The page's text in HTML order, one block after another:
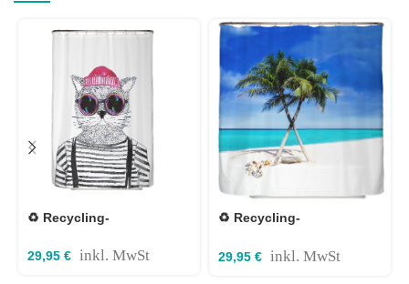
♻️ Recycling-
Katze Berlin 120×200 cm
29,95 € inkl. MwSt
♻️ Recycling-
180x180cm
29,95 € inkl. MwSt